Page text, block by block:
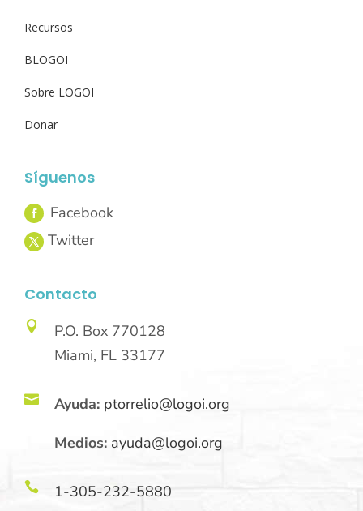
Recursos
BLOGOI
Sobre LOGOI
Donar
Síguenos
Contacto

P.O. Box 770128
Miami, FL 33177
 Ayuda: ptorrelio@logoi.org
Medios: ayuda@logoi.org
 1-305-232-5880